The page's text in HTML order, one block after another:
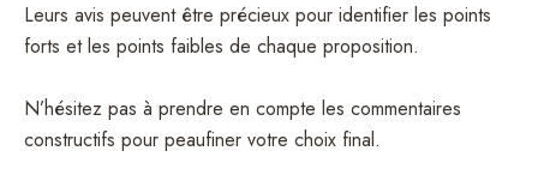
Leurs avis peuvent être précieux pour identifier les points
forts et les points faibles de chaque proposition.
N’hésitez pas à prendre en compte les commentaires
constructifs pour peaufiner votre choix final.